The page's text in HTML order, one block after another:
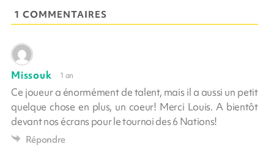
1 COMMENTAIRES
Missouk 1 an
Ce joueur a énormément de talent, mais il a aussi un petit
quelque chose en plus, un coeur! Merci Louis. A bientôt
devant nos écrans pour le tournoi des 6 Nations!
Répondre